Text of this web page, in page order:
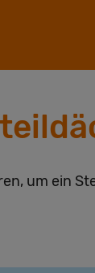
um ein